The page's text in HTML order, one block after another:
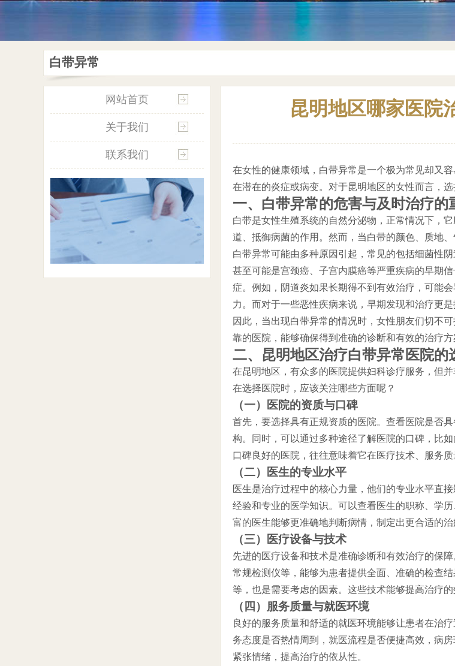
白带异常
网站首页
关于我们
联系我们
昆明地区哪家医院
在女性的健康领域，白带异常是一个极为常见却又
在潜在的炎症或病变。对于昆明地区的女性而言，
一、白带异常的危害与及时治疗的
白带是女性生殖系统的自然分泌物，正常情况下，
道、抵御病菌的作用。然而，当白带的颜色、质地
白带异常可能由多种原因引起，常见的包括细菌性
甚至可能是宫颈癌、子宫内膜癌等严重疾病的早期
症。例如，阴道炎如果长期得不到有效治疗，可能
力。而对于一些恶性疾病来说，早期发现和治疗更
因此，当出现白带异常的情况时，女性朋友们切不
靠的医院，能够确保得到准确的诊断和有效的治疗方
二、昆明地区治疗白带异常医院的
在昆明地区，有众多的医院提供妇科诊疗服务，但
在选择医院时，应该关注哪些方面呢？
（一）医院的资质与口碑
首先，要选择具有正规资质的医院。查看医院是否
构。同时，可以通过多种途径了解医院的口碑，比
口碑良好的医院，往往意味着它在医疗技术、服务质
（二）医生的专业水平
医生是治疗过程中的核心力量，他们的专业水平直
经验和专业的医学知识。可以查看医生的职称、学
富的医生能够更准确地判断病情，制定出更合适的治
（三）医疗设备与技术
先进的医疗设备和技术是准确诊断和有效治疗的保
常规检测仪等，能够为患者提供全面、准确的检查
等，也是需要考虑的因素。这些技术能够提高治疗
（四）服务质量与就医环境
良好的服务质量和舒适的就医环境能够让患者在治
务态度是否热情周到，就医流程是否便捷高效，病
紧张情绪，提高治疗的依从性。